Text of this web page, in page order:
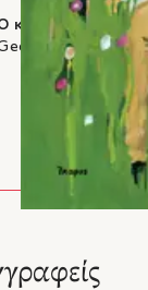
Επιστημών
Υόρκη.
κηπουρός και ο
Gospodinov